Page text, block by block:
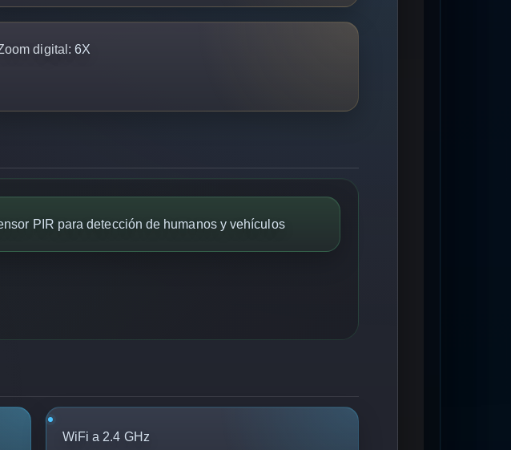
digital: 6X
PIR para detección de humanos y vehículos
WiFi a 2.4 GHz